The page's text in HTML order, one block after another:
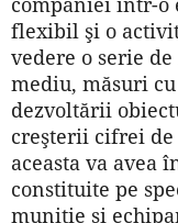
flexibil şi o
vedere o serie
mediu, măsuri
dezvoltării
creşterii cifrei de
aceasta va avea
constituite pe
muniţie şi